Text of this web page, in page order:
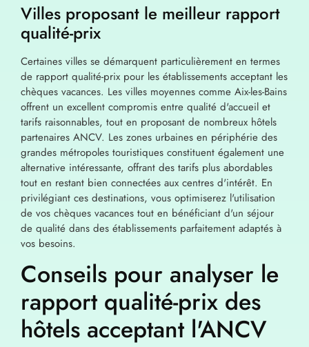
Villes proposant le meilleur rapport
qualité-prix
Certaines villes se démarquent particulièrement en termes
de rapport qualité-prix pour les établissements acceptant les
chèques vacances. Les villes moyennes comme Aix-les-Bains
offrent un excellent compromis entre qualité d'accueil et
tarifs raisonnables, tout en proposant de nombreux hôtels
partenaires ANCV. Les zones urbaines en périphérie des
grandes métropoles touristiques constituent également une
alternative intéressante, offrant des tarifs plus abordables
tout en restant bien connectées aux centres d'intérêt. En
privilégiant ces destinations, vous optimiserez l'utilisation
de vos chèques vacances tout en bénéficiant d'un séjour
de qualité dans des établissements parfaitement adaptés à
vos besoins.
Conseils pour analyser le
rapport qualité-prix des
hôtels acceptant l'ANCV